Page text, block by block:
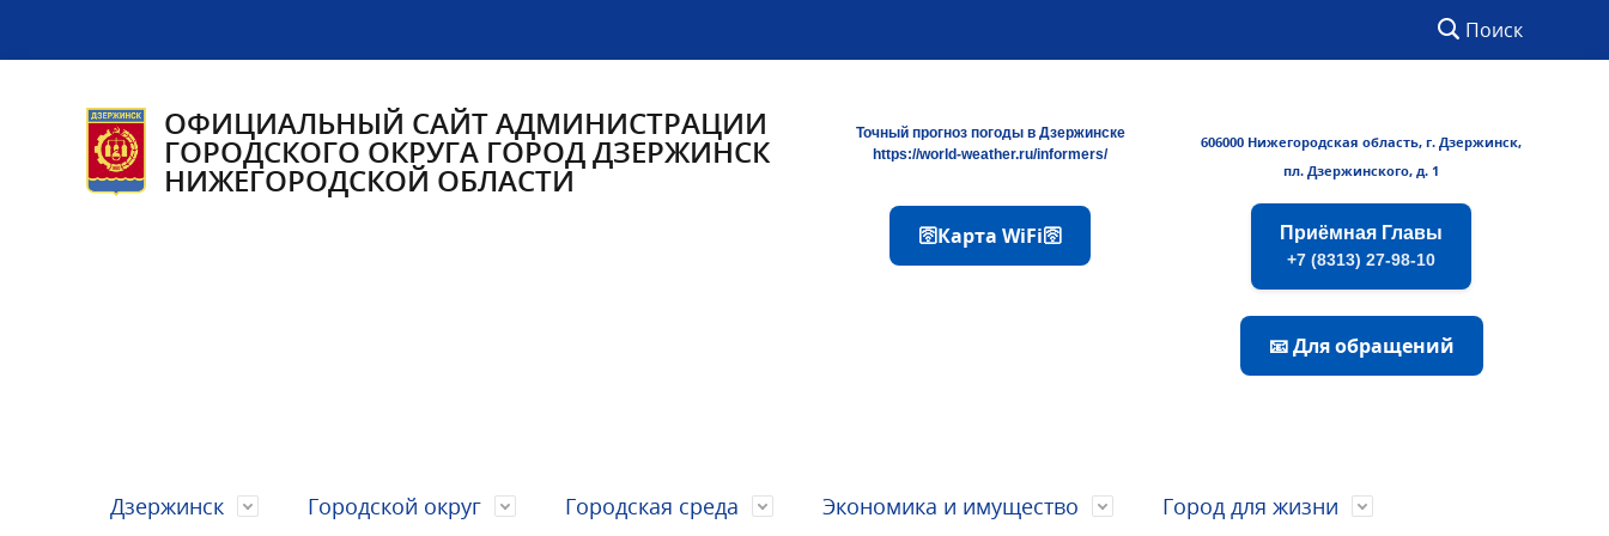
Поиск
ОФИЦИАЛЬНЫЙ САЙТ АДМИНИСТРАЦИИ
ГОРОДСКОГО ОКРУГА ГОРОД ДЗЕРЖИНСК
НИЖЕГОРОДСКОЙ ОБЛАСТИ
Точный прогноз погоды в Дзержинске
https://world-weather.ru/informers/
🛜Карта WiFi🛜
606000 Нижегородская область, г. Дзержинск,
пл. Дзержинского, д. 1
Приёмная Главы
+7 (8313) 27-98-10
📧 Для обращений
Дзержинск Городской округ Городская среда Экономика и имущество Город для жизни